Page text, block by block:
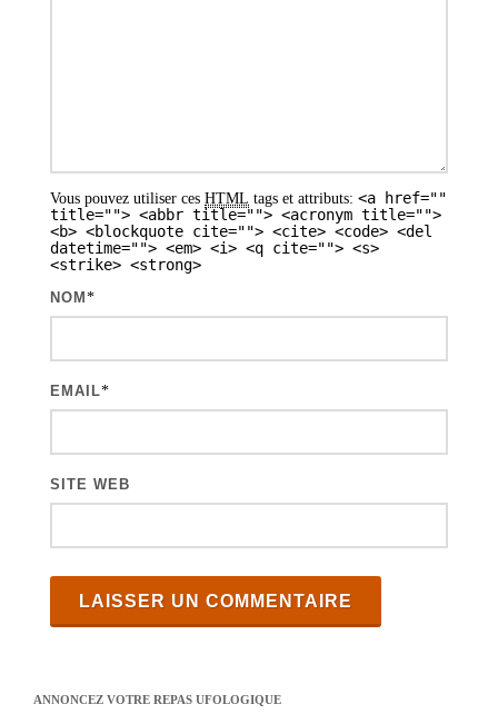
Vous pouvez utiliser ces HTML tags et attributs: <a href=""
title=""> <abbr title=""> <acronym title="">
<b> <blockquote cite=""> <cite> <code> <del
datetime=""> <em> <i> <q cite=""> <s>
<strike> <strong>
NOM *
EMAIL*
SITE WEB
ANNONCEZ VOTRE REPAS UFOLOGIQUE